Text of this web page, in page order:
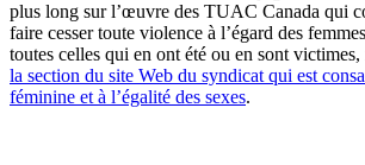
plus long sur l’œuvre des TUAC Canada qui
faire cesser toute violence à l’égard des
toutes celles qui en ont été ou en sont
la section du site Web du syndicat qui est
féminine et à l’égalité des sexes.